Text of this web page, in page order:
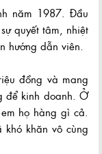
năm 1987. Đầu
quyết tâm, nhiệt
hướng dẫn viên.
đồng và mang
để kinh doanh. Ở
họ hàng gì cả.
khăn vô cùng